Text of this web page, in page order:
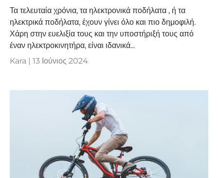
Τα τελευταία χρόνια, τα ηλεκτρονικά ποδήλατα , ή τα
ηλεκτρικά ποδήλατα, έχουν γίνει όλο και πιο δημοφιλή.
Χάρη στην ευελιξία τους και την υποστήριξή τους από
έναν ηλεκτροκινητήρα, είναι ιδανικά...
Kara | 13 Ιούνιος 2024